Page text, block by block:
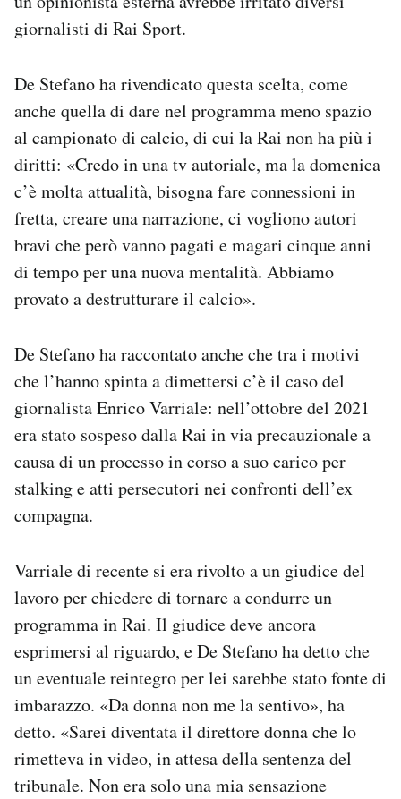
giornalisti di Rai Sport.
De Stefano ha rivendicato questa scelta, come
anche quella di dare nel programma meno spazio
al campionato di calcio, di cui la Rai non ha più i
diritti: «Credo in una tv autoriale, ma la domenica
c’è molta attualità, bisogna fare connessioni in
fretta, creare una narrazione, ci vogliono autori
bravi che però vanno pagati e magari cinque anni
di tempo per una nuova mentalità. Abbiamo
provato a destrutturare il calcio».
De Stefano ha raccontato anche che tra i motivi
che l’hanno spinta a dimettersi c’è il caso del
giornalista Enrico Varriale: nell’ottobre del 2021
era stato sospeso dalla Rai in via precauzionale a
causa di un processo in corso a suo carico per
stalking e atti persecutori nei confronti dell’ex
compagna.
Varriale di recente si era rivolto a un giudice del
lavoro per chiedere di tornare a condurre un
programma in Rai. Il giudice deve ancora
esprimersi al riguardo, e De Stefano ha detto che
un eventuale reintegro per lei sarebbe stato fonte di
imbarazzo. «Da donna non me la sentivo», ha
detto. «Sarei diventata il direttore donna che lo
rimetteva in video, in attesa della sentenza del
tribunale. Non era solo una mia sensazione